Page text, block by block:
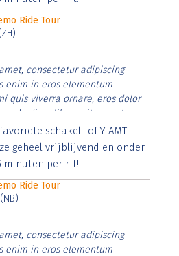
Ride Tour
consectetur adipiscing
enim in eros elementum
quis viverra ornare, eros dolor
diam libero vitae erat.
justo cursus id rutrum lorem
vitae risus tristique posuere.
schakel- of Y-AMT
geheel vrijblijvend en onder
minuten per rit!
Ride Tour
consectetur adipiscing
enim in eros elementum